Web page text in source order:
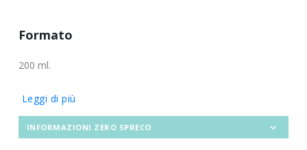
Formato
200 ml.
Leggi di più
INFORMAZIONI ZERO SPRECO